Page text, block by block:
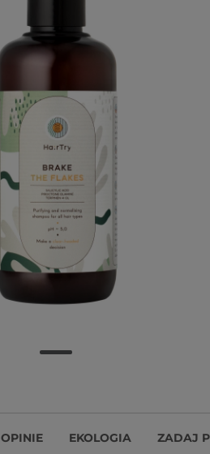
OPINIE EKOLOGIA ZADAJ